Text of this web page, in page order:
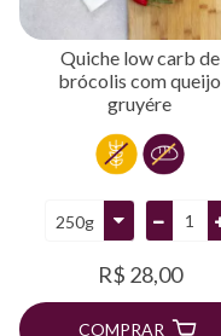
Quiche low carb de
brócolis com queijo
gruyére
R$ 28,00
COMPRAR